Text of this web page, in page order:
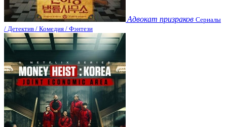
Адвокат призраков Сериалы
/ Детектив / Комедия / Фэнтези